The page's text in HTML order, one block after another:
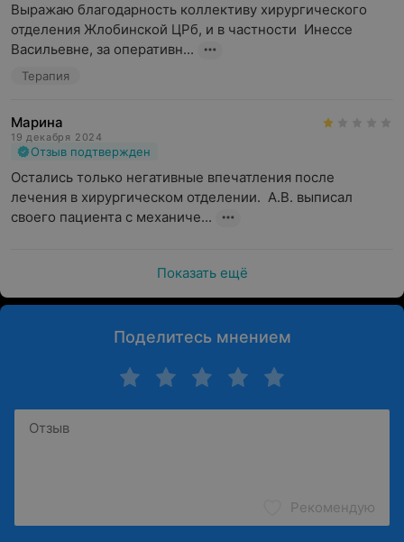
Выражаю благодарность коллективу хирургического
отделения Жлобинской ЦРб, и в частности  Инессе
Васильевне, за оперативн...
Терапия
Марина
19 декабря 2024
Отзыв подтвержден
Остались только негативные впечатления после
лечения в хирургическом отделении.  А.В. выписал
своего пациента с механиче...
Показать ещё
Поделитесь мнением
Рекомендую